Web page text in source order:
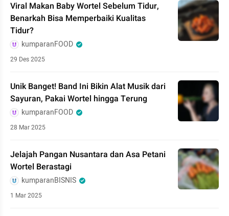
Viral Makan Baby Wortel Sebelum Tidur,
Benarkah Bisa Memperbaiki Kualitas
Tidur?
kumparanFOOD
29 Des 2025
Unik Banget! Band Ini Bikin Alat Musik dari
Sayuran, Pakai Wortel hingga Terung
kumparanFOOD
28 Mar 2025
Jelajah Pangan Nusantara dan Asa Petani
Wortel Berastagi
kumparanBISNIS
1 Mar 2025